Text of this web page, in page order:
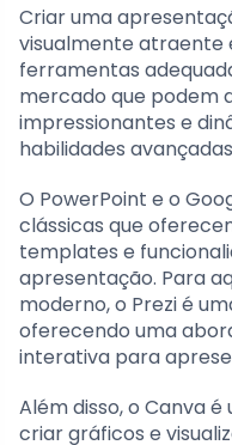
Criar uma
visualmente atraente
ferramentas
mercado que podem
impressionantes e
habilidades
O PowerPoint e o
clássicas que
templates e
apresentação. Para
moderno, o Prezi é
oferecendo uma
interativa para
Além disso, o Canva
criar gráficos e